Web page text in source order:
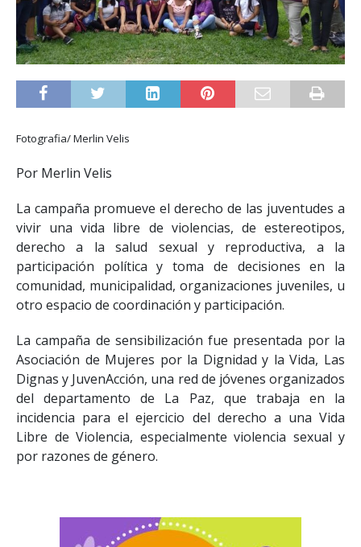
Fotografia/ Merlin Velis
Por Merlin Velis
La campaña promueve el derecho de las juventudes a
vivir una vida libre de violencias, de estereotipos,
derecho a la salud sexual y reproductiva, a la
participación política y toma de decisiones en la
comunidad, municipalidad, organizaciones juveniles, u
otro espacio de coordinación y participación.
La campaña de sensibilización fue presentada por la
Asociación de Mujeres por la Dignidad y la Vida, Las
Dignas y JuvenAcción, una red de jóvenes organizados
del departamento de La Paz, que trabaja en la
incidencia para el ejercicio del derecho a una Vida
Libre de Violencia, especialmente violencia sexual y
por razones de género.